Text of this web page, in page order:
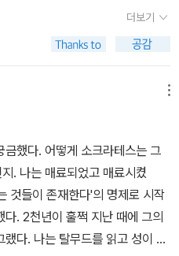
해하지 못하는구나 하는 인상
에서 단 하루만이라도 산사람이
살 수 있을 것이라고 생각했다. 그
가 있어 심심하지는않을 것이
이었다.109🌱한나절이 얼마
나는 알지 못했던 것이다.지내
하루는 다른 하루로 넘쳐서 경
루는 거기서 이름을 잃어버리
라는 말만이 나에게는의미를 가
미 오랜 옛날 내가 스스로 만족
때면 나를 기다리고 있던 것
학동네 / 252쪽) (2017-62) 너
네 / 282쪽) (2017-63) 가끔은,
어바웃어북 / 280쪽)​ (2017-6
한길아트 / 118쪽) (2017-
라 (김영하 / 문학동네 / 272쪽)
간다 (김유라 / 한국경제신문
는 생각을 했다.(P.44) 내가 뒤
라고 생각되었다. 그러나 햇볕
고 있었다. 나는 샘으로 향하여
지 않았다. 그는 그래도 아직 내게
마도 얼굴 위에 덮인 그늘 탓이었
기다렸다. 뜨거운 햇볕에 뺨이 타
을 나는 느꼈다. 그것은 어머니
양이었다. 그날과 똑같이 머리
번에 다 피부 밑에서 지끈거렸다.
노가 뒤섞인 채 솟구쳐 오르는 것
쏟아버렸다. 너는 어지간히도
없어. 너는 죽은 사람처럼 살고
차 너에게는 없지 않느냐? 나
에게는 확신이 있어. 나 자신에
한 확신이 있어. 나의 인생과, 닥
렇다, 나한테는 이것밖에 없다.
나를 붙들고 놓지 않는 것과 마
156-157쪽) (강조는 인용자)여
바뀌었다는 점이다. 이 둘 사이
한 문장과 단어로 번역하도록
장 이해하기 쉬운 것은 결코 아니
가 있다고 판단했다.2) 독자의
고 원문의 탈색된 문체를 그대
원문이 가시적으로 표현하고 있
관계나 시간적 선후 관계에 대한
했다.- '2015년 새 번역에 부치
비교해보자는 마음에 두 가지
획을 세웠지만, 읽는 속도가 현
가 '엄마'의 장례를 치르는 부분까
더보기
했다. 어떻게 소크라테스는 그
. 나는 매료되었고 매료시켰
것들이 존재한다'의 명제로 시작
. 2천년이 훌쩍 지난 때에 그의
다. 나는 탈무드를 읽고 성이 차